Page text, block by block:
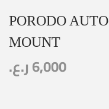
PORODO
MOUNT
6,000ر.ع.